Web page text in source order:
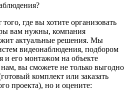
где вы хотите организовать
вам нужны, компания
актуальные решения. Мы
видеонаблюдения, подбором
и его монтажом на объекте
вы сможете не только выгодно
комплект или заказать
проекта), но и оцените: